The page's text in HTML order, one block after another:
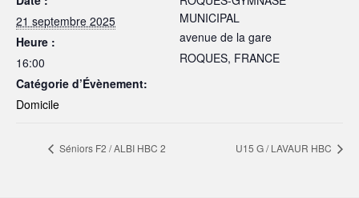
21 septembre 2025
Heure :
16:00
Catégorie d’Évènement:
Domicile
MUNICIPAL
avenue de la gare
ROQUES, FRANCE
Séniors F2 / ALBI HBC 2 U15 G / LAVAUR HBC